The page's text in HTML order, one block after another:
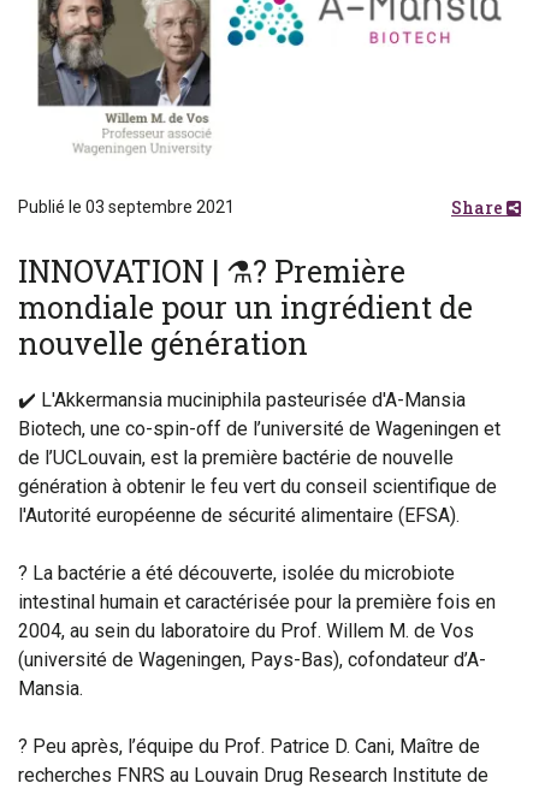
Publié le 03 septembre 2021 Share
INNOVATION | ⚗️? Première
mondiale pour un ingrédient de
nouvelle génération
✔️ L'Akkermansia muciniphila pasteurisée d'A-Mansia
Biotech, une co-spin-off de l’université de Wageningen et
de l’UCLouvain, est la première bactérie de nouvelle
génération à obtenir le feu vert du conseil scientifique de
l'Autorité européenne de sécurité alimentaire (EFSA).
? La bactérie a été découverte, isolée du microbiote
intestinal humain et caractérisée pour la première fois en
2004, au sein du laboratoire du Prof. Willem M. de Vos
(université de Wageningen, Pays-Bas), cofondateur d’A-
Mansia.
? Peu après, l’équipe du Prof. Patrice D. Cani, Maître de
recherches FNRS au Louvain Drug Research Institute de